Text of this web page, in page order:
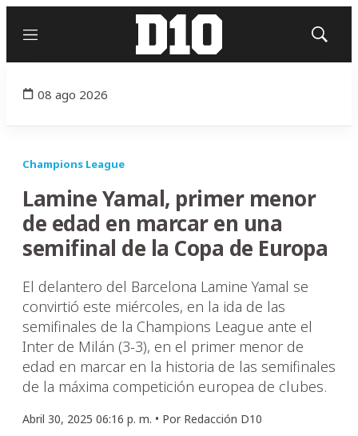
Menú
Mostrar
08 ago 2026
Champions League
Lamine Yamal, primer menor
de edad en marcar en una
semifinal de la Copa de Europa
El delantero del Barcelona Lamine Yamal se
convirtió este miércoles, en la ida de las
semifinales de la Champions League ante el
Inter de Milán (3-3), en el primer menor de
edad en marcar en la historia de las semifinales
de la máxima competición europea de clubes.
Abril 30, 2025 06:16 p. m. • Por Redacción D10